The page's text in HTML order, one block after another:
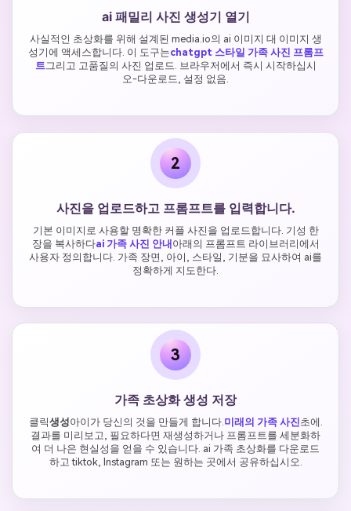
ai 패밀리 사진 생성기 열기
사실적인 초상화를 위해 설계된 media.io의 ai 이미지 대 이미지 생
성기에 액세스합니다. 이 도구는chatgpt 스타일 가족 사진 프롬프
트그리고 고품질의 사진 업로드. 브라우저에서 즉시 시작하십시
오-다운로드, 설정 없음.
2
사진을 업로드하고 프롬프트를 입력합니다.
기본 이미지로 사용할 명확한 커플 사진을 업로드합니다. 기성 한
장을 복사하다ai 가족 사진 안내 아래의 프롬프트 라이브러리에서
사용자 정의합니다. 가족 장면, 아이, 스타일, 기분을 묘사하여 ai를
정확하게 지도한다.
3
가족 초상화 생성 저장
클릭생성아이가 당신의 것을 만들게 합니다. 미래의 가족 사진초에.
결과를 미리보고, 필요하다면 재생성하거나 프롬프트를 세분화하
여 더 나은 현실성을 얻을 수 있습니다. ai 가족 초상화를 다운로드
하고 tiktok, Instagram 또는 원하는 곳에서 공유하십시오.